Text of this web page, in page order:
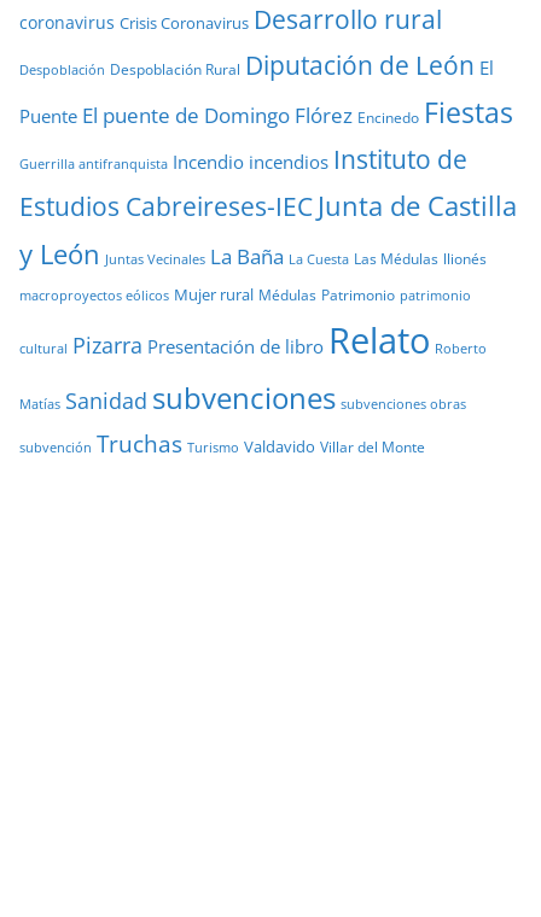
coronavirus Crisis Coronavirus Desarrollo rural
Despoblación Despoblación Rural Diputación de León El
Puente El puente de Domingo Flórez Encinedo Fiestas
Guerrilla antifranquista Incendio incendios Instituto de
Estudios Cabreireses-IEC Junta de Castilla
y León Juntas Vecinales La Baña La Cuesta Las Médulas llionés
macroproyectos eólicos Mujer rural Médulas Patrimonio patrimonio
cultural Pizarra Presentación de libro Relato Roberto
Matías Sanidad subvenciones subvenciones obras
subvención Truchas Turismo Valdavido Villar del Monte